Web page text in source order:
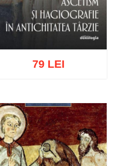
Adaugă în coș Wishlist
79 LEI